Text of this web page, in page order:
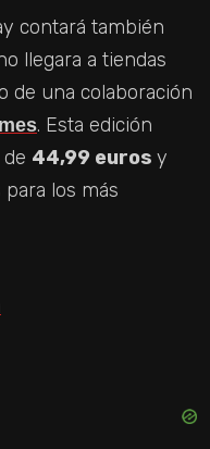
contará también
llegara a tiendas
de una colaboración
. Esta edición
44,99 euros y
los más